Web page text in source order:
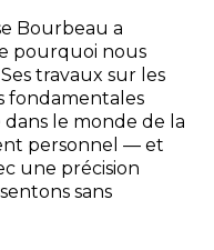
Bourbeau a
pourquoi nous
travaux sur les
fondamentales
le monde de la
personnel — et
une précision
sans